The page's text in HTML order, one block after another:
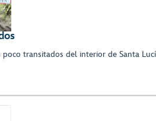
poco transitados del interior de Santa